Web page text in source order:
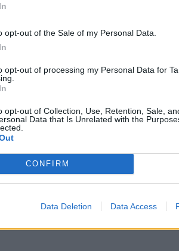
opt-out of the Sale of my Personal Data.
opt-out of processing my Personal Data for
opt-out of Collection, Use, Retention, Sale,
Data that Is Unrelated with the
CONFIRM
Data Deletion Data Access
NÁŠ TIP -54%
SVETLOMODRÉ
PLAVKY S POTLAČOU